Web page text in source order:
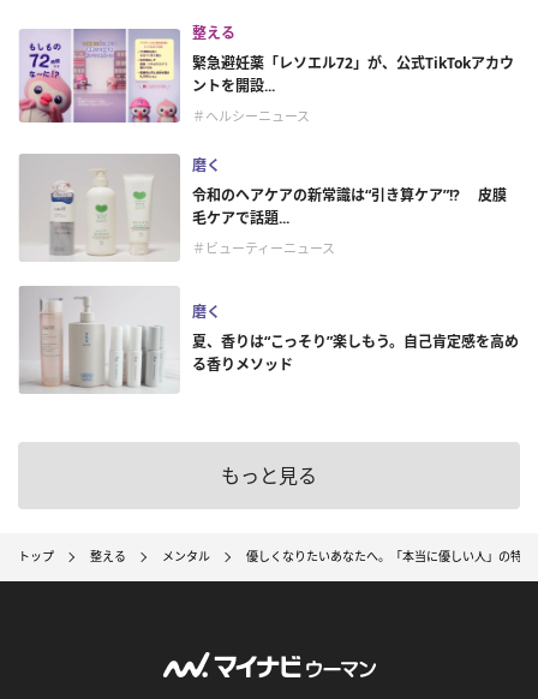
整える
緊急避妊薬「レソエル72」が、公式TikTokアカウ
ントを開設...
＃ヘルシーニュース
磨く
令和のヘアケアの新常識は“引き算ケア”!? 皮膜
毛ケアで話題...
＃ビューティーニュース
磨く
夏、香りは“こっそり”楽しもう。自己肯定感を高め
る香りメソッド
もっと見る
トップ 整える メンタル 優しくなりたいあなたへ。「本当に優しい人」の特